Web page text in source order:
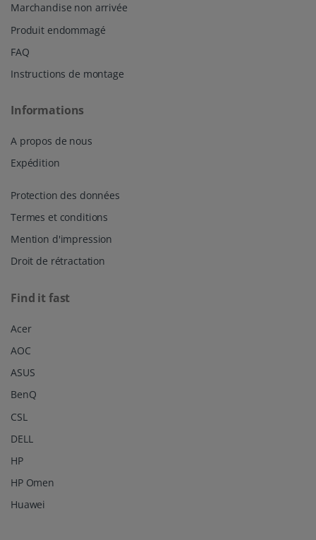
Marchandise non arrivée
Produit endommagé
FAQ
Instructions de montage
Informations
A propos de nous
Expédition
Protection des données
Termes et conditions
Mention d'impression
Droit de rétractation
Find it fast
Acer
AOC
ASUS
BenQ
CSL
DELL
HP
HP Omen
Huawei